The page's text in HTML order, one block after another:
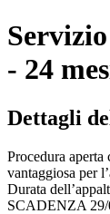
- 24
Dettagli
Procedura
vantaggiosa per
Durata
SCADENZA 29/